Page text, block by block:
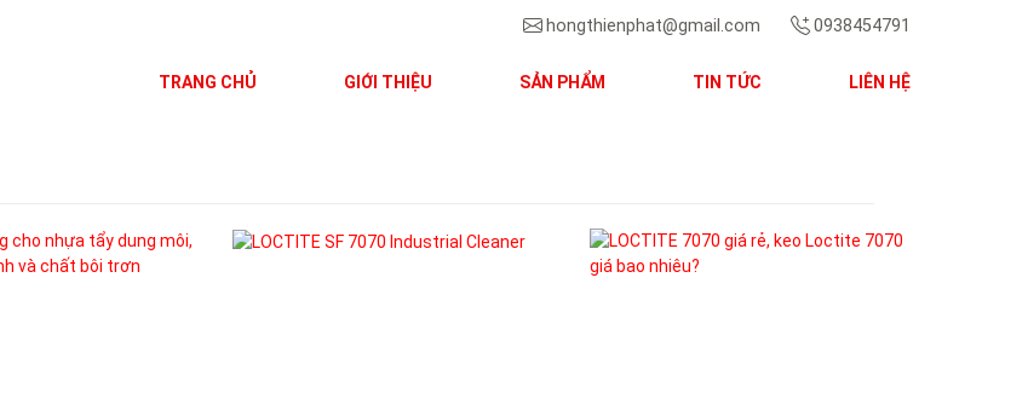
hongthienphat@gmail.com 0938454791
TRANG CHỦ GIỚI THIỆU SẢN PHẨM TIN TỨC LIÊN HỆ